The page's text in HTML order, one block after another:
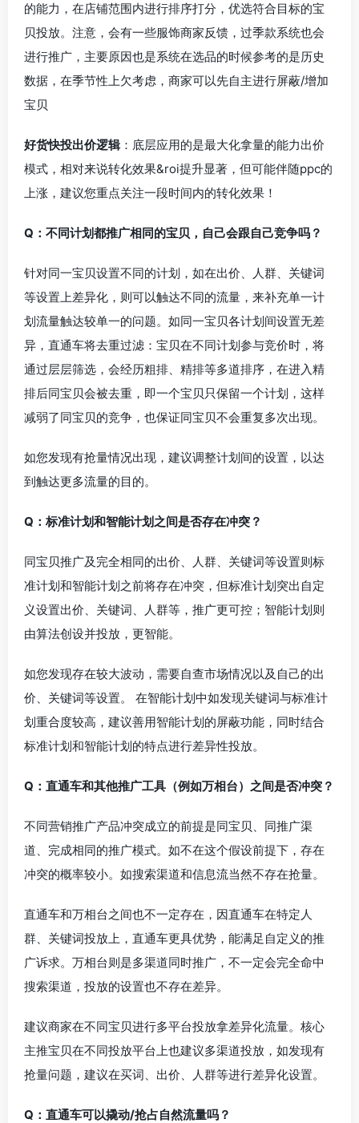
的能力，在店铺范围内进行排序打分，优选符合目标的宝
贝投放。注意，会有一些服饰商家反馈，过季款系统也会
进行推广，主要原因也是系统在选品的时候参考的是历史
数据，在季节性上欠考虑，商家可以先自主进行屏蔽/增加
宝贝
好货快投出价逻辑：底层应用的是最大化拿量的能力出价
模式 ，相对来说转化效果&roi提升显著，但可能伴随ppc的
上涨 ，建议您重点关注一段时间内的转化效果！
Q：不同计划都推广相同的宝贝，自己会跟自己竞争吗？
针对同一宝贝设置不同的计划，如在出价、人群、关键词
等设置上差异化，则可以触达不同的流量，来补充单一计
划流量触达较单一的问题。如同一宝贝各计划间设置无差
异，直通车将去重过滤：宝贝在不同计划参与竞价时，将
通过层层筛选，会经历粗排、精排等多道排序，在进入精
排后同宝贝会被去重，即一个宝贝只保留一个计划，这样
减弱了同宝贝的竞争，也保证同宝贝不会重复多次出现。
如您发现有抢量情况出现，建议调整计划间的设置，以达
到触达更多流量的目的。
Q：标准计划和智能计划之间是否存在冲突？
同宝贝推广及完全相同的出价、人群、关键词等设置则标
准计划和智能计划之前将存在冲突，但标准计划突出自定
义设置出价、关键词、人群等，推广更可控；智能计划则
由算法创设并投放，更智能。
如您发现存在较大波动，需要自查市场情况以及自己的出
价、关键词等设置。 在智能计划中如发现关键词与标准计
划重合度较高，建议善用智能计划的屏蔽功能，同时结合
标准计划和智能计划的特点进行差异性投放。
Q：直通车和其他推广工具（例如万相台）之间是否冲突？
不同营销推广产品冲突成立的前提是同宝贝、同推广渠
道、完成相同的推广模式。如不在这个假设前提下，存在
冲突的概率较小。如搜索渠道和信息流当然不存在抢量。
直通车和万相台之间也不一定存在，因直通车在特定人
群、关键词投放上，直通车更具优势，能满足 自定义的推
广诉求。万相台则是多渠道同时推广，不一定会完全命中
搜索渠道，投放的设置也不存在差异。
建议商家在不同宝贝进行多平台投放拿差异化流量。核心
主推宝贝在不同投放平台上也建议多渠道投放，如发现有
抢量问题，建议在买词、出价、人群等进行差异化设置。
Q：直通车可以撬动/抢占自然流量吗？